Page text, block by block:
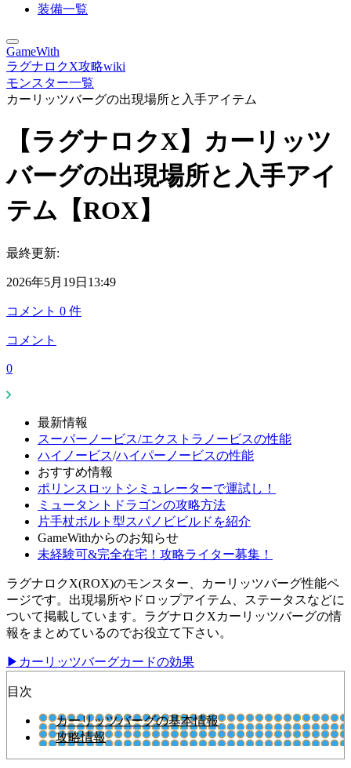
装備一覧
GameWith
ラグナロクX攻略wiki
モンスター一覧
カーリッツバーグの出現場所と入手アイテム
【ラグナロクX】カーリッツ
バーグの出現場所と入手アイ
テム【ROX】
最終更新:
2026年5月19日13:49
コメント 0 件
コメント
0
最新情報
スーパーノービス/エクストラノービスの性能
ハイノービス/ハイパーノービスの性能
おすすめ情報
ポリンスロットシミュレーターで運試し！
ミュータントドラゴンの攻略方法
片手杖ボルト型スパノビビルドを紹介
GameWithからのお知らせ
未経験可&完全在宅！攻略ライター募集！
ラグナロクX(ROX)のモンスター、カーリッツバーグ性能ペ
ージです。出現場所やドロップアイテム、ステータスなどに
ついて掲載しています。ラグナロクXカーリッツバーグの情
報をまとめているのでお役立て下さい。
▶カーリッツバーグカードの効果
目次
カーリッツバーグの基本情報
攻略情報